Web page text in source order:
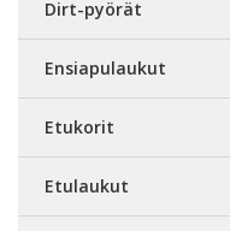
Dirt-pyörät
Ensiapulaukut
Etukorit
Etulaukut